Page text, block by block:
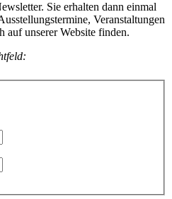
Sie erhalten dann einmal
Veranstaltungen
auf unserer Website finden.